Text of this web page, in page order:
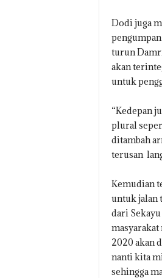
Dodi juga
turun
akan
untuk
“Kedepan
plural
ditambah
terusan
Kemudian
untuk jalan
dari
2020 akan
nanti kita
sehingga